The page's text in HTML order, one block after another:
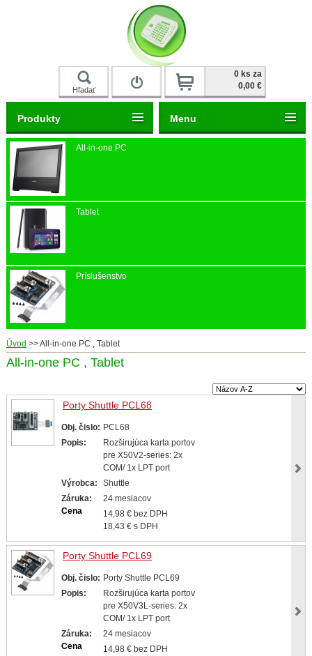
Hľadať
0 ks za
0,00 €
All-in-one PC
Tablet
Príslušenstvo
Úvod >>All-in-one PC , Tablet
All-in-one PC , Tablet
Porty Shuttle PCL68
Obj. čislo: PCL68
Popis:
Rozširujúca karta portov
pre X50V2-series: 2x
COM/ 1x LPT port
Výrobca:
Shuttle
Záruka:
24 mesiacov
Cena
14,98 € bez DPH
18,43 € s DPH
Porty Shuttle PCL69
Obj. čislo: Porty Shuttle PCL69
Popis:
Rozširujúca karta portov
pre X50V3L-series: 2x
COM/ 1x LPT port
Záruka:
24 mesiacov
Cena
14,98 € bez DPH
Produkty Menu